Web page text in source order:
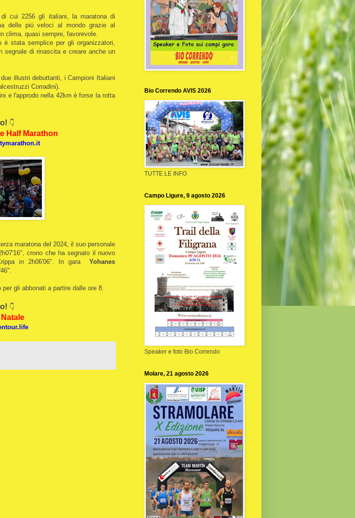
cui 2256 gli italiani, la maratona di
delle più veloci al mondo grazie al
clima, quasi sempre, favorevole.
è stata semplice per gli organizzatori,
segnale di rinascita e creare anche un
illustri debuttanti, i Campioni Italiani
Corradini).
e l'approdo nella 42km è forse la rotta
👇
Half Marathon
maratona del 2024, il suo personale
crono che ha segnato il nuovo
in 2h06'06". In gara Yohanes
gli abbonati a partire dalle ore 8.
👇
Bio Correndo AVIS 2026
TUTTE LE INFO
Campo Ligure, 9 agosto 2026
Speaker e foto Bio Correndo
Molare, 21 agosto 2026